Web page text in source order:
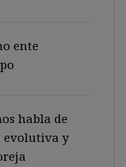
ente
habla de
evolutiva y